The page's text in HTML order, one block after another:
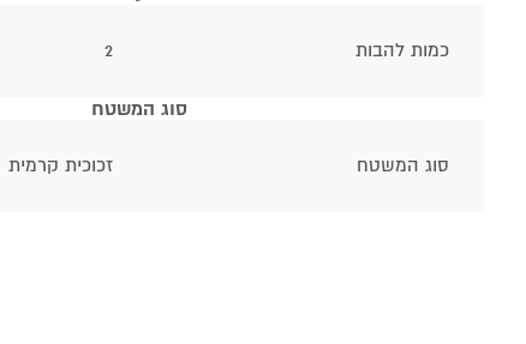
כמות להבות 2
סוג המשטח
סוג המשטח זכוכית קרמית